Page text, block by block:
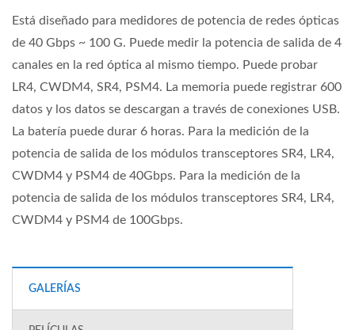
Está diseñado para medidores de potencia de redes ópticas
de 40 Gbps ~ 100 G. Puede medir la potencia de salida de 4
canales en la red óptica al mismo tiempo. Puede probar
LR4, CWDM4, SR4, PSM4. La memoria puede registrar 600
datos y los datos se descargan a través de conexiones USB.
La batería puede durar 6 horas. Para la medición de la
potencia de salida de los módulos transceptores SR4, LR4,
CWDM4 y PSM4 de 40Gbps. Para la medición de la
potencia de salida de los módulos transceptores SR4, LR4,
CWDM4 y PSM4 de 100Gbps.
GALERÍAS